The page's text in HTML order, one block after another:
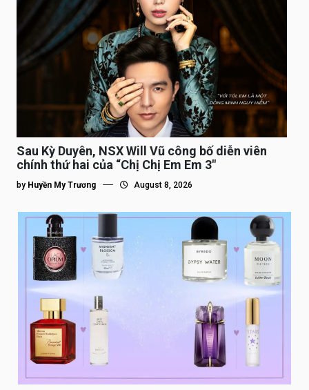
Sau Kỳ Duyên, NSX Will Vũ công bố diễn viên
chính thứ hai của “Chị Chị Em Em 3″
by Huyền My Trương August 8, 2026